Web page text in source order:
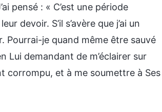
pensé : « C’est une période
devoir. S’il s’avère que j’ai un
Pourrai-je quand même être sauvé
Lui demandant de m’éclairer sur
corrompu, et à me soumettre à Ses